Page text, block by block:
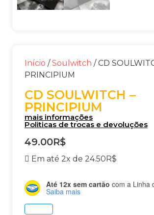
Início /Soulwitch / CD
PRINCIPIUM
CD SOULWITCH –
PRINCIPIUM
mais informações
Politicas de trocas e devoluções
49.00R$
Em até 2x de 24.50 R$
Até 12x sem cartão com a Linha
Saiba mais